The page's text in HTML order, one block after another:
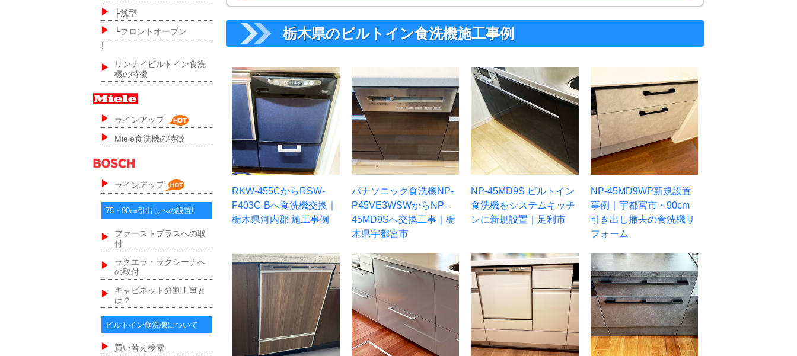
├浅型
└フロントオープン
!
リンナイビルトイン食洗
機の特徴
ラインアップ
Miele食洗機の特徴
ラインアップ
75・90㎝引出しへの設置!
ファーストプラスへの取
付
ラクエラ・ラクシーナへ
の取付
キャビネット分割工事と
は？
ビルトイン食洗機について
買い替え検索
栃木県のビルトイン食洗機施工事例
RKW-455CからRSW-
F403C-Bへ食洗機交換｜
栃木県河内郡 施工事例
パナソニック食洗機NP-
P45VE3WSWからNP-
45MD9Sへ交換工事｜栃
木県宇都宮市
NP-45MD9S ビルトイン
食洗機をシステムキッチ
ンに新規設置｜足利市
NP-45MD9WP新規設置
事例｜宇都宮市・90cm
引き出し撤去の食洗機リ
フォーム